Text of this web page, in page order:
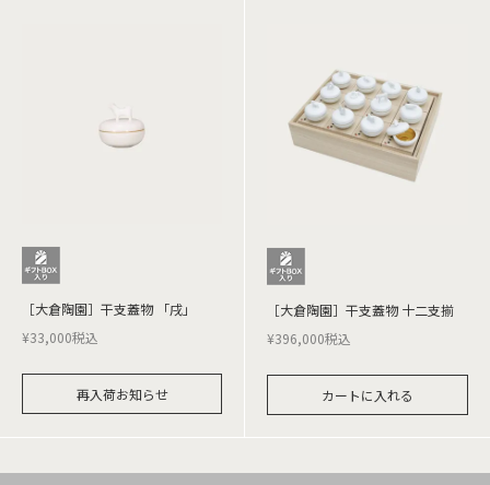
［大倉陶園］干支蓋物 「戌」
¥33,000税込
再入荷お知らせ
［大倉陶園］干支蓋物 十二支揃
¥396,000税込
カートに入れる